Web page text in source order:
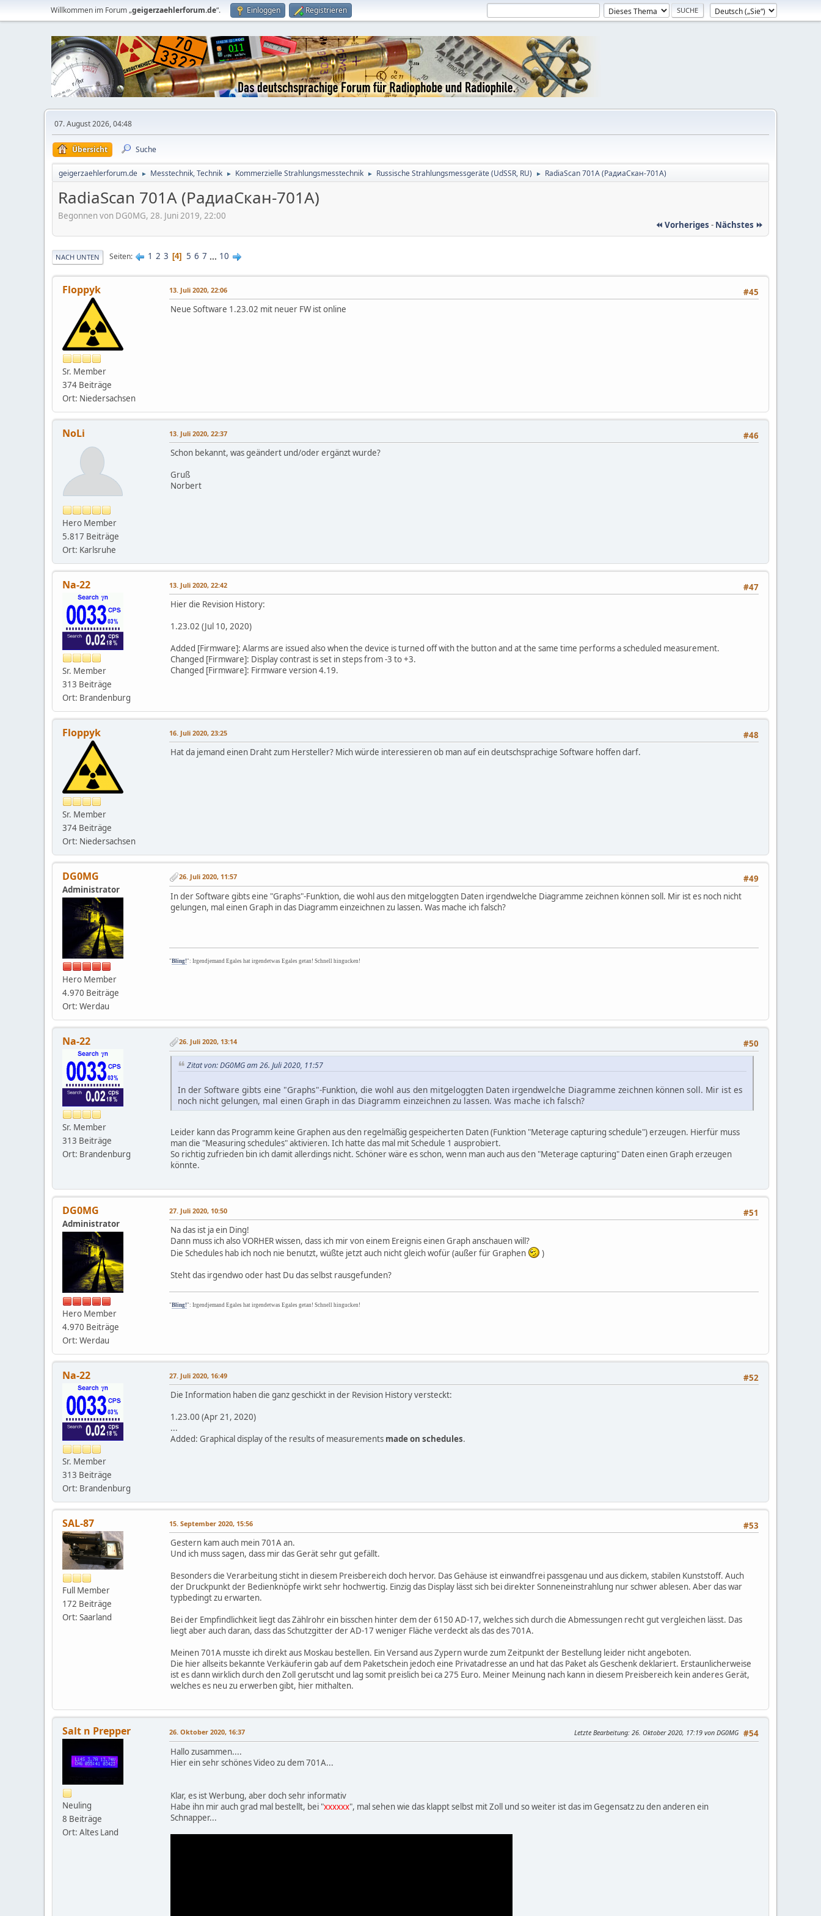
Willkommen im Forum „geigerzaehlerforum.de“. Einloggen Registrieren
07. August 2026, 04:48
Übersicht Suche
geigerzaehlerforum.de ► Messtechnik, Technik ► Kommerzielle Strahlungsmesstechnik ► Russische Strahlungsmessgeräte (UdSSR, RU) ► RadiaScan 701A (РадиаСкан-701А)
RadiaScan 701A (РадиаСкан-701А)
Begonnen von DG0MG, 28. Juni 2019, 22:00
⏪ Vorheriges - Nächstes ⏩
NACH UNTEN Seiten 1 2 3 4 5 6 7 ... 10
Floppyk
Sr. Member
374 Beiträge
Ort: Niedersachsen
#45
13. Juli 2020, 22:06
Neue Software 1.23.02 mit neuer FW ist online
NoLi
Hero Member
5.817 Beiträge
Ort: Karlsruhe
#46
13. Juli 2020, 22:37
Schon bekannt, was geändert und/oder ergänzt wurde?
Gruß
Norbert
Na-22
Sr. Member
313 Beiträge
Ort: Brandenburg
#47
13. Juli 2020, 22:42
Hier die Revision History:
1.23.02 (Jul 10, 2020)
Added [Firmware]: Alarms are issued also when the device is turned off with the button and at the same time performs a scheduled measurement.
Changed [Firmware]: Display contrast is set in steps from -3 to +3.
Changed [Firmware]: Firmware version 4.19.
Floppyk
Sr. Member
374 Beiträge
Ort: Niedersachsen
#48
16. Juli 2020, 23:25
Hat da jemand einen Draht zum Hersteller? Mich würde interessieren ob man auf ein deutschsprachige Software hoffen darf.
DG0MG
Administrator
Hero Member
4.970 Beiträge
Ort: Werdau
#49
26. Juli 2020, 11:57
In der Software gibts eine "Graphs"-Funktion, die wohl aus den mitgeloggten Daten irgendwelche Diagramme zeichnen können soll. Mir ist es noch nicht
gelungen, mal einen Graph in das Diagramm einzeichnen zu lassen. Was mache ich falsch?
"Bling!": Irgendjemand Egales hat irgendetwas Egales getan! Schnell hingucken!
Na-22
Sr. Member
313 Beiträge
Ort: Brandenburg
#50
26. Juli 2020, 13:14
Zitat von: DG0MG am 26. Juli 2020, 11:57
In der Software gibts eine "Graphs"-Funktion, die wohl aus den mitgeloggten Daten irgendwelche Diagramme zeichnen können soll. Mir ist es
noch nicht gelungen, mal einen Graph in das Diagramm einzeichnen zu lassen. Was mache ich falsch?
Leider kann das Programm keine Graphen aus den regelmäßig gespeicherten Daten (Funktion "Meterage capturing schedule") erzeugen. Hierfür muss
man die "Measuring schedules" aktivieren. Ich hatte das mal mit Schedule 1 ausprobiert.
So richtig zufrieden bin ich damit allerdings nicht. Schöner wäre es schon, wenn man auch aus den "Meterage capturing" Daten einen Graph erzeugen
könnte.
DG0MG
Administrator
Hero Member
4.970 Beiträge
Ort: Werdau
#51
27. Juli 2020, 10:50
Na das ist ja ein Ding!
Dann muss ich also VORHER wissen, dass ich mir von einem Ereignis einen Graph anschauen will?
Die Schedules hab ich noch nie benutzt, wüßte jetzt auch nicht gleich wofür (außer für Graphen
)
Steht das irgendwo oder hast Du das selbst rausgefunden?
"Bling!": Irgendjemand Egales hat irgendetwas Egales getan! Schnell hingucken!
Na-22
Sr. Member
313 Beiträge
Ort: Brandenburg
#52
27. Juli 2020, 16:49
Die Information haben die ganz geschickt in der Revision History versteckt:
1.23.00 (Apr 21, 2020)
...
Added: Graphical display of the results of measurements made on schedules.
SAL-87
Full Member
172 Beiträge
Ort: Saarland
#53
15. September 2020, 15:56
Gestern kam auch mein 701A an.
Und ich muss sagen, dass mir das Gerät sehr gut gefällt.
Besonders die Verarbeitung sticht in diesem Preisbereich doch hervor. Das Gehäuse ist einwandfrei passgenau und aus dickem, stabilen Kunststoff. Auch
der Druckpunkt der Bedienknöpfe wirkt sehr hochwertig. Einzig das Display lässt sich bei direkter Sonneneinstrahlung nur schwer ablesen. Aber das war
typbedingt zu erwarten.
Bei der Empfindlichkeit liegt das Zählrohr ein bisschen hinter dem der 6150 AD-17, welches sich durch die Abmessungen recht gut vergleichen lässt. Das
liegt aber auch daran, dass das Schutzgitter der AD-17 weniger Fläche verdeckt als das des 701A.
Meinen 701A musste ich direkt aus Moskau bestellen. Ein Versand aus Zypern wurde zum Zeitpunkt der Bestellung leider nicht angeboten.
Die hier allseits bekannte Verkäuferin gab auf dem Paketschein jedoch eine Privatadresse an und hat das Paket als Geschenk deklariert. Erstaunlicherweise
ist es dann wirklich durch den Zoll gerutscht und lag somit preislich bei ca 275 Euro. Meiner Meinung nach kann in diesem Preisbereich kein anderes Gerät,
welches es neu zu erwerben gibt, hier mithalten.
Salt n Prepper
Neuling
8 Beiträge
Ort: Altes Land
#54
26. Oktober 2020, 16:37 Letzte Bearbeitung: 26. Oktober 2020, 17:19 von DG0MG
Hallo zusammen....
Hier ein sehr schönes Video zu dem 701A...
Klar, es ist Werbung, aber doch sehr informativ
Habe ihn mir auch grad mal bestellt, bei "xxxxxx", mal sehen wie das klappt selbst mit Zoll und so weiter ist das im Gegensatz zu den anderen ein
Schnapper...